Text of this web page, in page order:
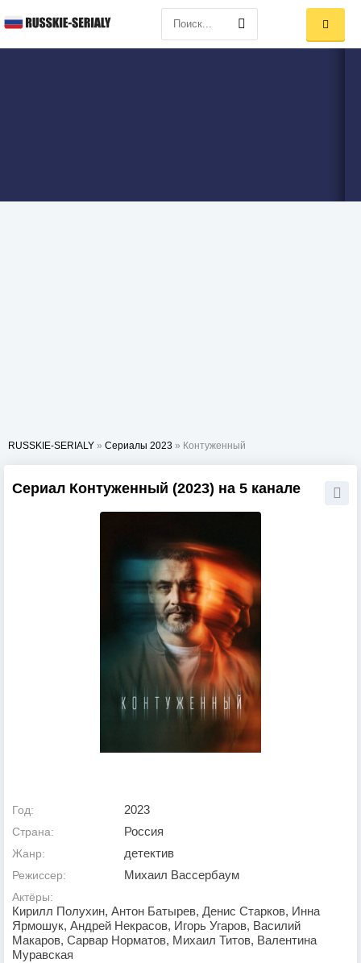
RUSSKIE-SERIALY » Сериалы 2023 » Контуженный
Сериал Контуженный (2023) на 5 канале
Год: 2023
Страна: Россия
Жанр: детектив
Режиссер: Михаил Вассербаум
Актёры:
Кирилл Полухин, Антон Батырев, Денис Старков, Инна
Ярмошук, Андрей Некрасов, Игорь Угаров, Василий
Макаров, Сарвар Норматов, Михаил Титов, Валентина
Муравская